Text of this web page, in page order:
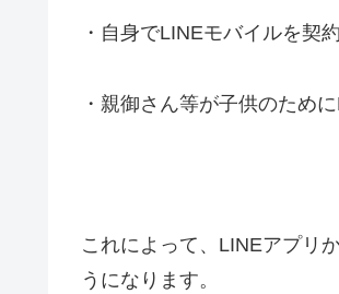
・自身でLINEモバイルを
・親御さん等が子供のた
これによって、LINEアプリ
うになります。